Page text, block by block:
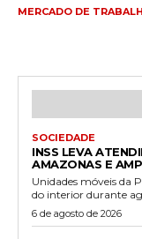
MERCADO DE
SOCIEDADE
INSS LEVA
AMAZONAS E
Unidades móveis da
do interior durante
6 de agosto de 2026